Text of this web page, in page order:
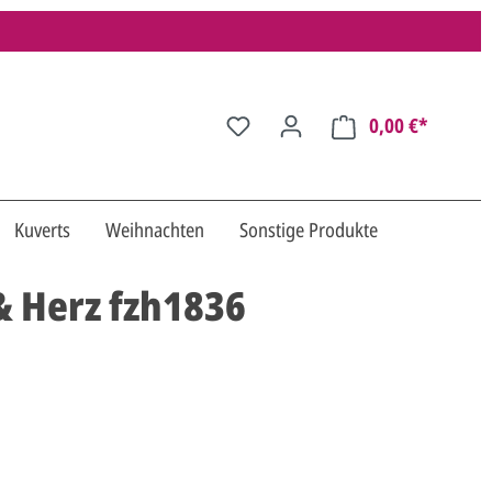
0,00 €*
Kuverts Weihnachten Sonstige Produkte
fzh1836